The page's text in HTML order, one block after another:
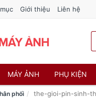
Giới thiệu Liên hệ
MÁY ẢNH PHỤ KIỆN
phối the-gioi-pin-sinh-